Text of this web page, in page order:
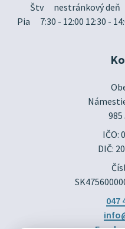
Štv
nestránkový deň
Pia
7:30 - 12:00 12:30 -
985
IČO:
DIČ:
047